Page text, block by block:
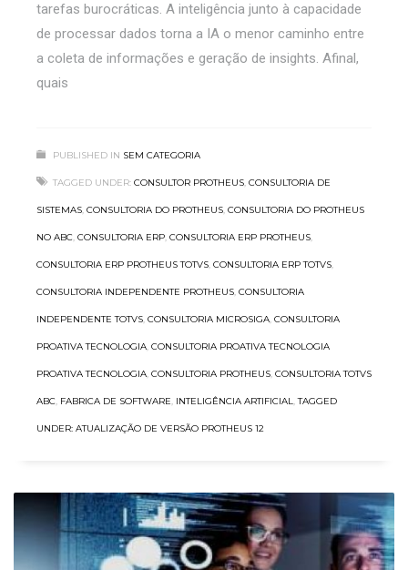
tarefas burocráticas. A inteligência junto à capacidade
de processar dados torna a IA o menor caminho entre
a coleta de informações e geração de insights. Afinal,
quais
PUBLISHED IN SEM CATEGORIA
TAGGED UNDER: CONSULTOR PROTHEUS, CONSULTORIA DE
SISTEMAS, CONSULTORIA DO PROTHEUS, CONSULTORIA DO PROTHEUS
NO ABC, CONSULTORIA ERP, CONSULTORIA ERP PROTHEUS,
CONSULTORIA ERP PROTHEUS TOTVS, CONSULTORIA ERP TOTVS,
CONSULTORIA INDEPENDENTE PROTHEUS, CONSULTORIA
INDEPENDENTE TOTVS, CONSULTORIA MICROSIGA, CONSULTORIA
PROATIVA TECNOLOGIA, CONSULTORIA PROATIVA TECNOLOGIA
PROATIVA TECNOLOGIA, CONSULTORIA PROTHEUS, CONSULTORIA TOTVS
ABC, FABRICA DE SOFTWARE, INTELIGÊNCIA ARTIFICIAL,TAGGED
UNDER: ATUALIZAÇÃO DE VERSÃO PROTHEUS 12